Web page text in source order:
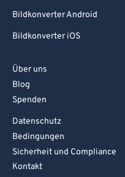
Bildkonverter Android
Bildkonverter iOS
Über uns
Blog
Spenden
Datenschutz
Bedingungen
Sicherheit und Compliance
Kontakt